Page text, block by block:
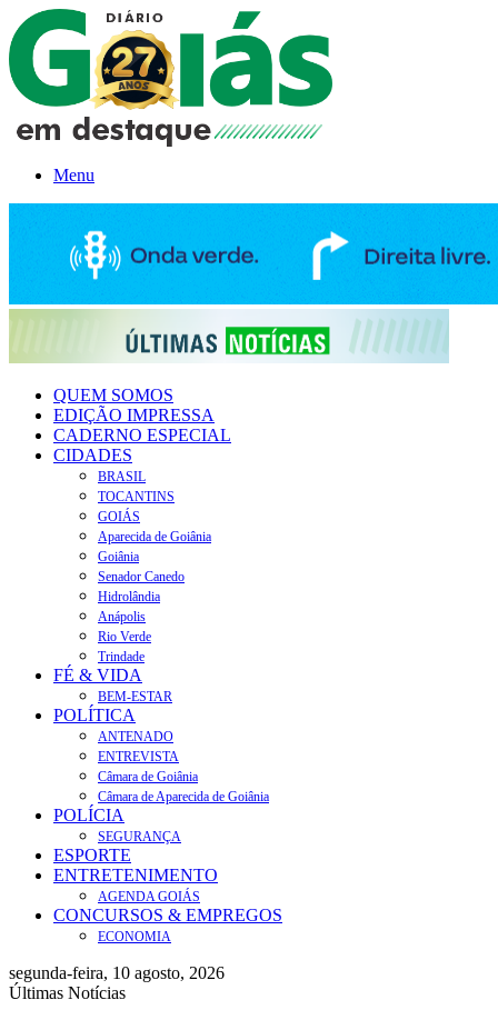
Menu
QUEM SOMOS
EDIÇÃO IMPRESSA
CADERNO ESPECIAL
CIDADES
BRASIL
TOCANTINS
GOIÁS
Aparecida de Goiânia
Goiânia
Senador Canedo
Hidrolândia
Anápolis
Rio Verde
Trindade
FÉ & VIDA
BEM-ESTAR
POLÍTICA
ANTENADO
ENTREVISTA
Câmara de Goiânia
Câmara de Aparecida de Goiânia
POLÍCIA
SEGURANÇA
ESPORTE
ENTRETENIMENTO
AGENDA GOIÁS
CONCURSOS & EMPREGOS
ECONOMIA
segunda-feira, 10 agosto, 2026
Últimas Notícias